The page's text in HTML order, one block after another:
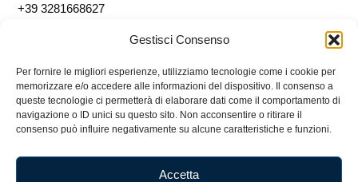
Gestisci Consenso
Per fornire le migliori esperienze, utilizziamo tecnologie come i cookie per
memorizzare e/o accedere alle informazioni del dispositivo. Il consenso a
queste tecnologie ci permetterà di elaborare dati come il comportamento di
navigazione o ID unici su questo sito. Non acconsentire o ritirare il
consenso può influire negativamente su alcune caratteristiche e funzioni.
Accetta
+39 3281668627
Seguici
Facebook
Instagram